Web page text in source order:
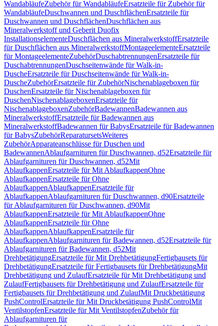
WandabläufeZubehör für WandabläufeErsatzteile für Zubehör für
WandabläufeDuschwannen und DuschflächenErsatzteile für
Duschwannen und DuschflächenDuschflächen aus
Mineralwerkstoff und Geberit Duofix
InstallationselementeDuschflächen aus MineralwerkstoffErsatzteile
für Duschflächen aus MineralwerkstoffMontageelementeErsatzteile
für MontageelementeZubehörDuschabtrennungenErsatzteile für
DuschabtrennungenDuschseitenwände für Walk-in-
DuscheErsatzteile für Duschseitenwände für Walk-in-
DuscheZubehörErsatzteile für ZubehörNischenablageboxen für
DuschenErsatzteile für Nischenablageboxen für
DuschenNischenablageboxenErsatzteile für
NischenablageboxenZubehörBadewannenBadewannen aus
MineralwerkstoffErsatzteile für Badewannen aus
MineralwerkstoffBadewannen für BabysErsatzteile für Badewannen
für BabysZubehörReparatursetsWeiteres
ZubehörApparateanschlüsse für Duschen und
BadewannenAblaufgarnituren für Duschwannen, d52Ersatzteile für
Ablaufgarnituren für Duschwannen, d52Mit
AblaufkappenErsatzteile für Mit AblaufkappenOhne
AblaufkappenErsatzteile für Ohne
AblaufkappenAblaufkappenErsatzteile für
AblaufkappenAblaufgarnituren für Duschwannen, d90Ersatzteile
für Ablaufgarnituren für Duschwannen, d90Mit
AblaufkappenErsatzteile für Mit AblaufkappenOhne
AblaufkappenErsatzteile für Ohne
AblaufkappenAblaufkappenErsatzteile für
AblaufkappenAblaufgarnituren für Badewannen, d52Ersatzteile für
Ablaufgarnituren für Badewannen, d52Mit
DrehbetätigungErsatzteile für Mit DrehbetätigungFertigbausets für
DrehbetätigungErsatzteile für Fertigbausets für DrehbetätigungMit
Drehbetätigung und ZulaufErsatzteile für Mit Drehbetätigung und
ZulaufFertigbausets für Drehbetätigung und ZulaufErsatzteile für
Fertigbausets für Drehbetätigung und ZulaufMit Druckbetätigung
PushControlErsatzteile für Mit Druckbetätigung PushControlMit
VentilstopfenErsatzteile für Mit VentilstopfenZubehör für
Ablaufgarnituren für